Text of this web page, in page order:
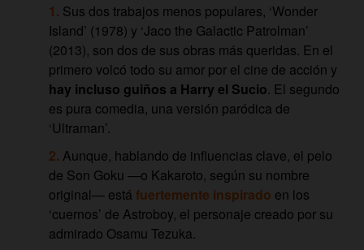
Sus dos trabajos menos populares, ‘Wonder
Island’ (1978) y ‘Jaco the Galactic Patrolman’
(2013), son dos de sus obras más queridas. En el
primero volcó todo su amor por el cine de acción y
hay incluso guiños a Harry el Sucio. El segundo
es pura comedia, una versión paródica de
‘Ultraman’.
Aunque, hablando de influencias clave, el pelo
de Son Goku —o Kakaroto, según su nombre
original— está fuertemente inspirado en los
‘cuernos’ de Astroboy, el personaje creado por su
admirado Osamu Tezuka.